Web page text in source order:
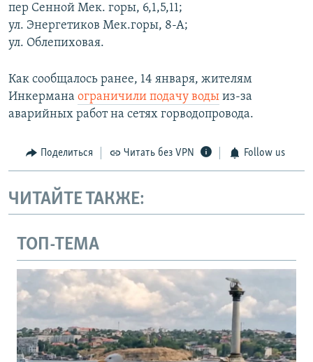
пер Сенной Мек. горы, 6,1,5,11;
ул. Энергетиков Мек.горы, 8-А;
ул. Облепиховая.
Как сообщалось ранее, 14 января, жителям
Инкермана ограничили подачу воды из-за
аварийных работ на сетях горводопровода.
Поделиться Читать без VPN Follow us
ЧИТАЙТЕ ТАКЖЕ:
ТОП-ТЕМА